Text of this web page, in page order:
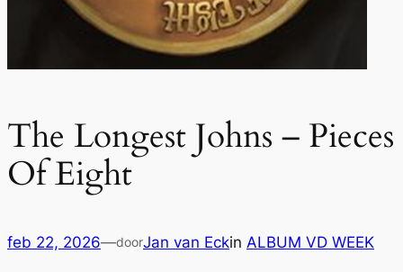
The Longest Johns – Pieces
Of Eight
feb 22, 2026—doorJan van Eckin ALBUM VD WEEK